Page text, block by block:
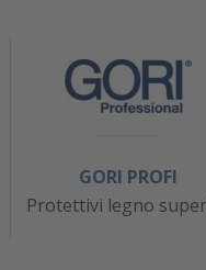
GORI PROFI
Protettivi legno